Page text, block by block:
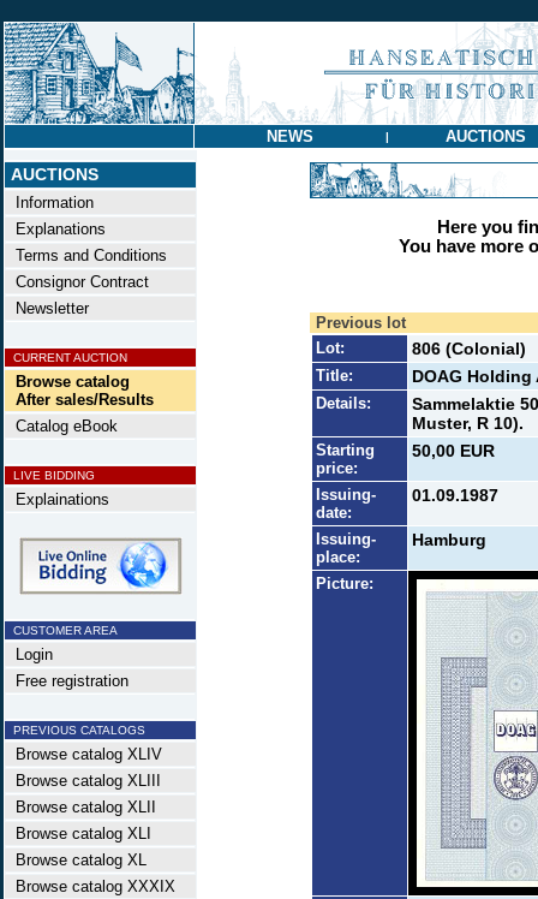
NEWS | AUCTIONS
AUCTIONS
Information
Explanations
Terms and Conditions
Consignor Contract
Newsletter
CURRENT AUCTION
Browse catalog
After sales/Results
Catalog eBook
LIVE BIDDING
Explainations
CUSTOMER AREA
Login
Free registration
PREVIOUS CATALOGS
Browse catalog XLIV
Browse catalog XLIII
Browse catalog XLII
Browse catalog XLI
Browse catalog XL
Browse catalog XXXIX
Here you
You have more
Previous lot
Lot:
806 (Colonial)
Title: DOAG Holding
Details:
Sammelaktie
Muster, R 10).
Starting
price:
50,00 EUR
Issuing-
date:
01.09.1987
Issuing-
place:
Hamburg
Picture: